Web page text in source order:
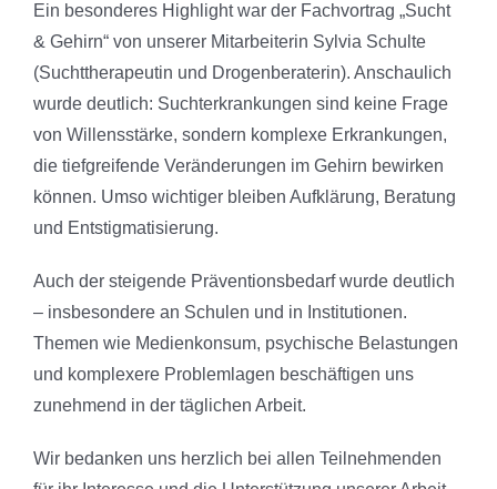
Ein besonderes Highlight war der Fachvortrag „Sucht
& Gehirn“ von unserer Mitarbeiterin Sylvia Schulte
(Suchttherapeutin und Drogenberaterin). Anschaulich
wurde deutlich: Suchterkrankungen sind keine Frage
von Willensstärke, sondern komplexe Erkrankungen,
die tiefgreifende Veränderungen im Gehirn bewirken
können. Umso wichtiger bleiben Aufklärung, Beratung
und Entstigmatisierung.
Auch der steigende Präventionsbedarf wurde deutlich
– insbesondere an Schulen und in Institutionen.
Themen wie Medienkonsum, psychische Belastungen
und komplexere Problemlagen beschäftigen uns
zunehmend in der täglichen Arbeit.
Wir bedanken uns herzlich bei allen Teilnehmenden